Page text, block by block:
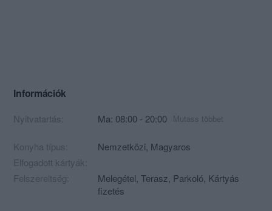
Információk
Nyitvatartás: Ma: 08:00 - 20:00 Mutass többet
Konyha típus: Nemzetközi, Magyaros
Elfogadott kártyák:
Felszereltség:
Melegétel, Terasz, Parkoló, Kártyás
fizetés